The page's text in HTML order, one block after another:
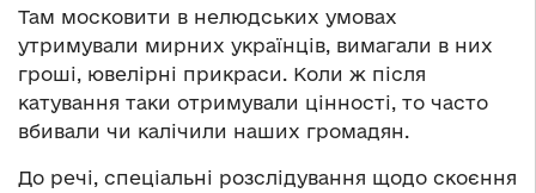
Там московити в нелюдських умовах
утримували мирних українців, вимагали в них
гроші, ювелірні прикраси. Коли ж після
катування таки отримували цінності, то часто
вбивали чи калічили наших громадян.
До речі, спеціальні розслідування щодо скоєння